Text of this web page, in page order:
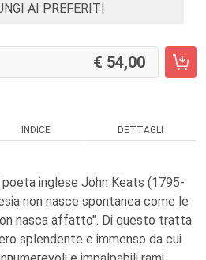
AI PREFERITI
54,00
INDICE DETTAGLI
inglese John Keats (1795-
non nasce spontanea come le
nasca affatto". Di questo tratta
splendente e immenso da cui